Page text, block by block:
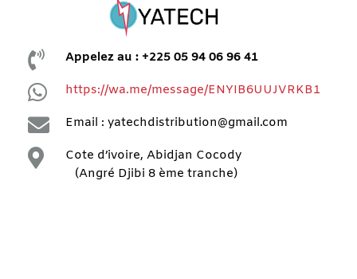
 Appelez au : +225 05 94 06 96 41
 https://wa.me/message/ENYIB6UUJVRKB1
 Email : yatechdistribution@gmail.com

Cote d’ivoire, Abidjan Cocody
(Angré Djibi 8 ème tranche)